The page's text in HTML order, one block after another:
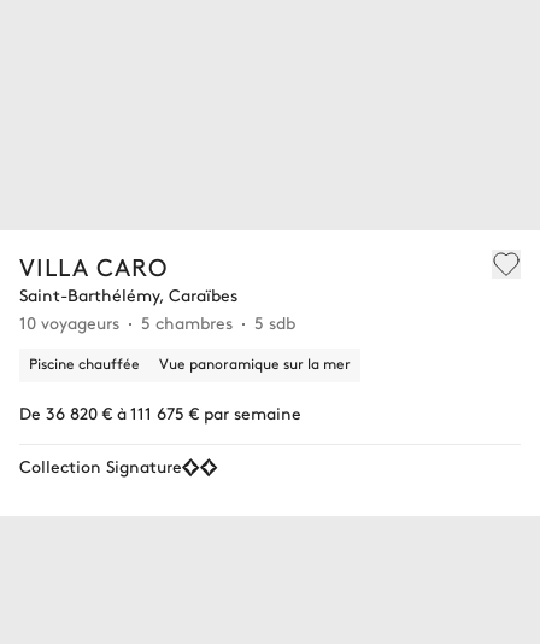
VILLA CARO
Saint-Barthélémy, Caraïbes
10 voyageurs
5 chambres 5 sdb
Piscine chauffée Vue panoramique sur la mer
De 36 820 € à 111 675 € par semaine
Collection Signature